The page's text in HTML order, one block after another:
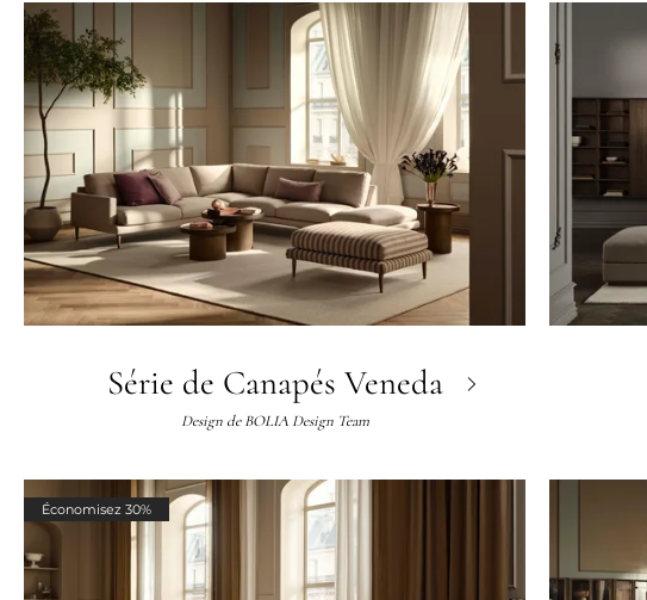
Série de Canapés Veneda
Design deBOLIA Design Team
Économisez 30%